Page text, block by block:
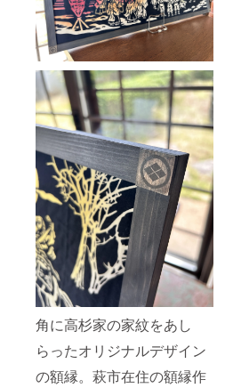
角に高杉家の家紋をあし
らったオリジナルデザイン
の額縁。萩市在住の額縁作